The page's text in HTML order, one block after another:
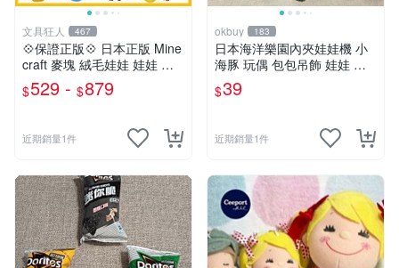
文具狂人 467
💠保證正版💠 日本正版 Mine
craft 麥塊 絨毛娃娃 娃娃 玩
偶 公仔 苦力怕 終界使者 六
角恐龍 👉 全日控
$529 - $879
近期銷量1件
okbuy 183
日本海洋樂園內夾娃娃機 小
海豚 玩偶 包包吊飾 娃娃 玩
具 床伴 粉紅色 紫色 藍色 灰
色 全新台北現貨
$39
近期銷量1件